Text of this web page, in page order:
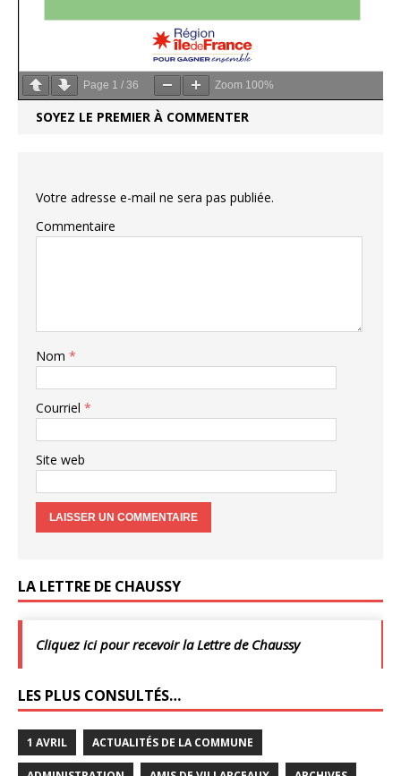
Page 1 / 36 Zoom 100%
SOYEZ LE PREMIER À COMMENTER
Votre adresse e-mail ne sera pas publiée.
Commentaire
Nom *
Courriel *
Site web
LA LETTRE DE CHAUSSY
Cliquez ici pour recevoir la Lettre de Chaussy
LES PLUS CONSULTÉS…
1 AVRIL ACTUALITÉS DE LA COMMUNE